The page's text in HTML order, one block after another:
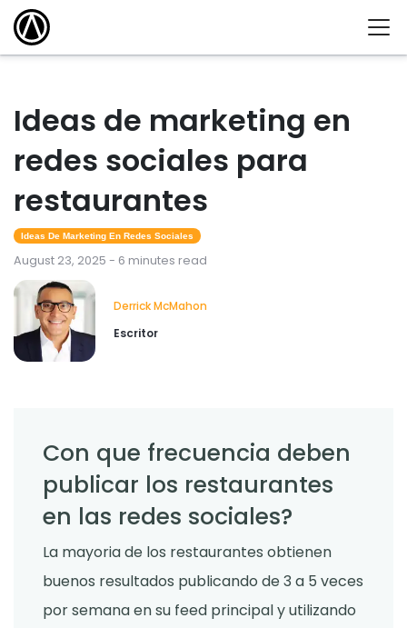
Ideas de marketing en
redes sociales para
restaurantes
Ideas De Marketing En Redes Sociales
August 23, 2025 - 6 minutes read
Derrick McMahon
Escritor
Con que frecuencia deben
publicar los restaurantes
en las redes sociales?
La mayoria de los restaurantes obtienen
buenos resultados publicando de 3 a 5 veces
por semana en su feed principal y utilizando